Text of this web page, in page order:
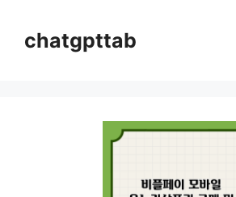
chatgpttab